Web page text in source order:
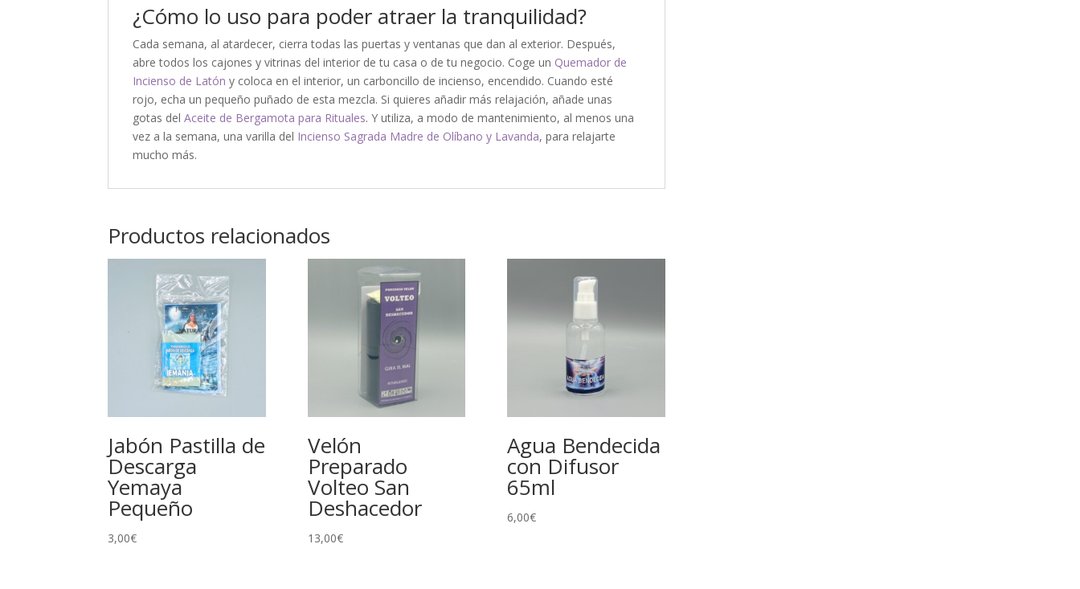
¿Cómo lo uso para poder atraer la tranquilidad?
Cada semana, al atardecer, cierra todas las puertas y ventanas que dan al exterior. Después,
abre todos los cajones y vitrinas del interior de tu casa o de tu negocio. Coge un Quemador de
Incienso de Latón y coloca en el interior, un carboncillo de incienso, encendido. Cuando esté
rojo, echa un pequeño puñado de esta mezcla. Si quieres añadir más relajación, añade unas
gotas delAceite de Bergamota para Rituales. Y utiliza, a modo de mantenimiento, al menos una
vez a la semana, una varilla del Incienso Sagrada Madre de Olíbano y Lavanda, para relajarte
mucho más.
Productos relacionados
Jabón Pastilla de
Descarga
Yemaya
Pequeño
3,00€
Velón
Preparado
Volteo San
Deshacedor
13,00€
Agua Bendecida
con Difusor
65ml
6,00€